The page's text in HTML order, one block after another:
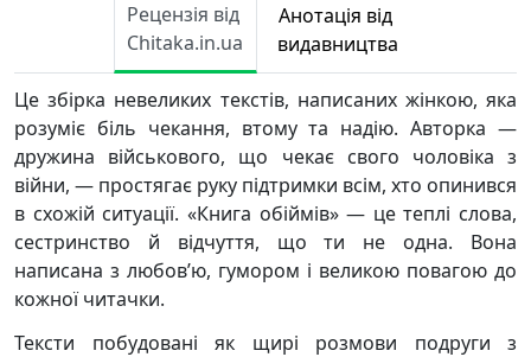
Рецензія від
Chitaka.in.ua
Анотація від
видавництва
Це збірка невеликих текстів, написаних жінкою, яка
розуміє біль чекання, втому та надію. Авторка —
дружина військового, що чекає свого чоловіка з
війни, — простягає руку підтримки всім, хто опинився
в схожій ситуації. «Книга обіймів» — це теплі слова,
сестринство й відчуття, що ти не одна. Вона
написана з любов’ю, гумором і великою повагою до
кожної читачки.
Тексти побудовані як щирі розмови подруги з